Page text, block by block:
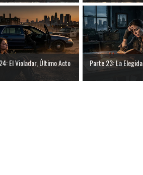
El Violador, Último Acto Parte 23: La Elegida